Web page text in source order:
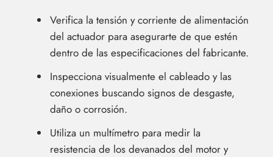
Verifica la tensión y corriente de alimentación
del actuador para asegurarte de que estén
dentro de las especificaciones del fabricante.
Inspecciona visualmente el cableado y las
conexiones buscando signos de desgaste,
daño o corrosión.
Utiliza un multímetro para medir la
resistencia de los devanados del motor y